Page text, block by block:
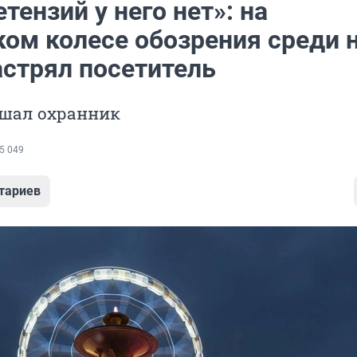
у него нет»: на
колесе обозрения среди
посетитель
охранник
5 049